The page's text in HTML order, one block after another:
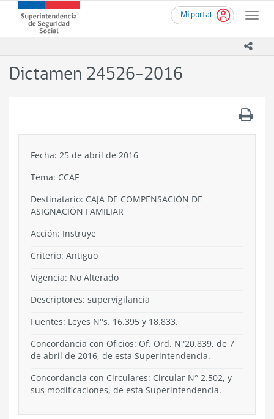
contenido
Mi portal
Toggle
Superintendencia
de
-
Dictamen 24526-2016
Fecha: 25 de abril de 2016
Tema: CCAF
Destinatario: CAJA DE COMPENSACIÓN DE
ASIGNACIÓN FAMILIAR
Acción: Instruye
Criterio: Antiguo
Vigencia: No Alterado
Descriptores: supervigilancia
Fuentes: Leyes N°s. 16.395 y 18.833.
Concordancia con Oficios: Of. Ord. N°20.839, de 7
de abril de 2016, de esta Superintendencia.
Concordancia con Circulares: Circular N° 2.502, y
sus modificaciones, de esta Superintendencia.